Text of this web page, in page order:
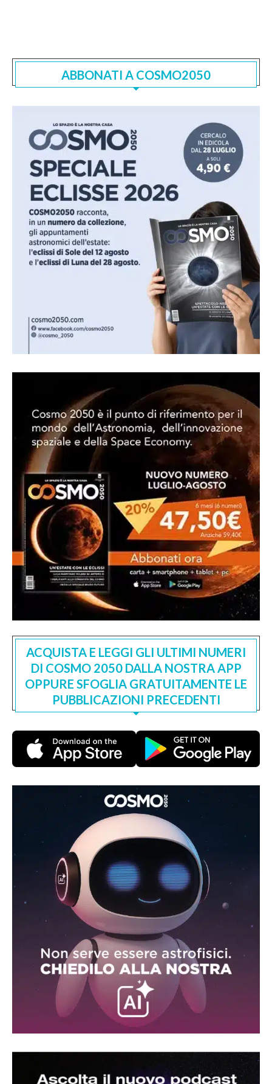
ABBONATI A COSMO2050
ACQUISTA E LEGGI GLI ULTIMI NUMERI
DI COSMO 2050 DALLA NOSTRA APP
OPPURE SFOGLIA GRATUITAMENTE LE
PUBBLICAZIONI PRECEDENTI